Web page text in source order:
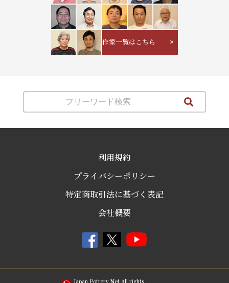
作家一覧はこちら
利用規約
プライバシーポリシー
特定商取引法に基づく表記
会社概要
Japan Pottery Net All rights